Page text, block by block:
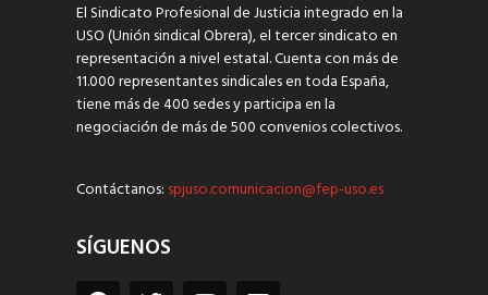
El Sindicato Profesional de Justicia integrado en la
USO (Unión sindical Obrera), el tercer sindicato en
representación a nivel estatal. Cuenta con más de
11.000 representantes sindicales en toda España,
tiene más de 400 sedes y participa en la
negociación de más de 500 convenios colectivos.
Contáctanos: spjuso.comunicacion@fep-uso.es
SÍGUENOS